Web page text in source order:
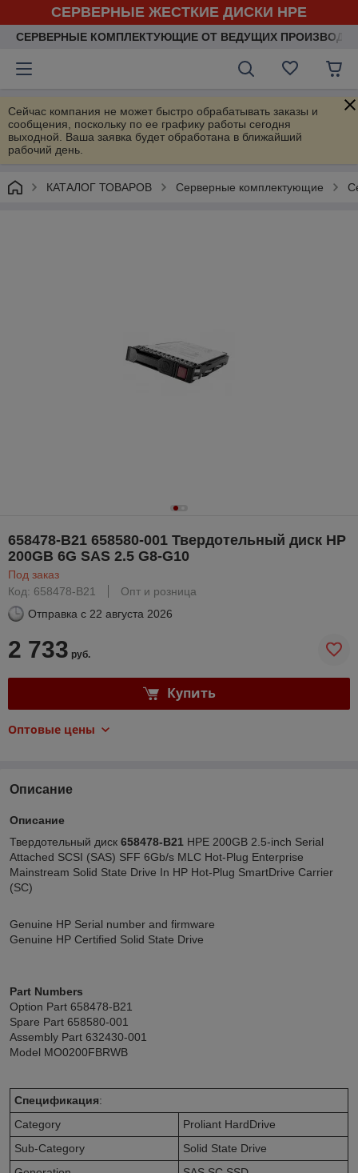
СЕРВЕРНЫЕ ЖЕСТКИЕ ДИСКИ HPE
СЕРВЕРНЫЕ КОМПЛЕКТУЮЩИЕ ОТ ВЕДУЩИХ
Сейчас компания не может быстро обрабатывать заказы и
сообщения, поскольку по ее графику работы сегодня
выходной. Ваша заявка будет обработана в ближайший
рабочий день.
КАТАЛОГ ТОВАРОВ Серверные комплектующие
658478-B21 658580-001 Твердотельный диск HP
200GB 6G SAS 2.5 G8-G10
Под заказ
Код: 658478-B21
Опт и розница
Отправка с 22 августа 2026
2 733 руб.
Купить
Оптовые цены
Описание
Описание
Твердотельный диск 658478-B21 HPE 200GB 2.5-inch Serial
Attached SCSI (SAS) SFF 6Gb/s MLC Hot-Plug Enterprise
Mainstream Solid State Drive In HP Hot-Plug SmartDrive Carrier
(SC)
Genuine HP Serial number and firmware
Genuine HP Certified Solid State Drive
Part Numbers
Option Part 658478-B21
Spare Part 658580-001
Assembly Part 632430-001
Model MO0200FBRWB
Спецификация:
Category
Proliant HardDrive
Sub-Category
Solid State Drive